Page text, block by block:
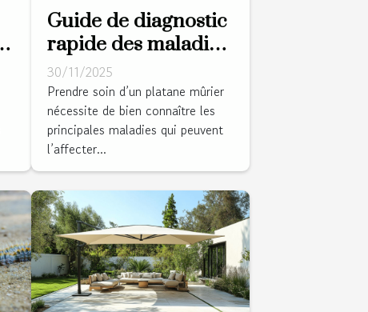
Guide de diagnostic
rapide des maladies
courantes du
platane mûrier
30/11/2025
Prendre soin d’un platane mûrier
nécessite de bien connaître les
principales maladies qui peuvent
l’affecter...